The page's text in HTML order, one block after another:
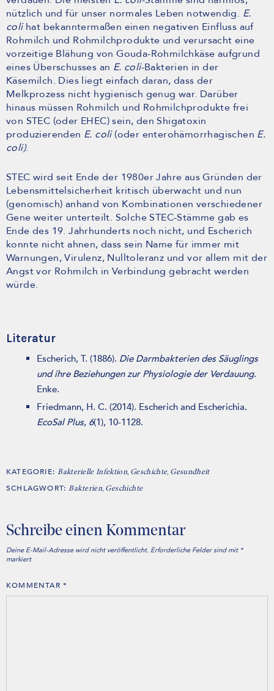
nützlich und für unser normales Leben notwendig. E.
colihat bekanntermaßen einen negativen Einfluss auf
Rohmilch und Rohmilchprodukte und verursacht eine
vorzeitige Blähung von Gouda-Rohmilchkäse aufgrund
eines Überschusses an E. coli-Bakterien in der
Käsemilch. Dies liegt einfach daran, dass der
Melkprozess nicht hygienisch genug war. Darüber
hinaus müssen Rohmilch und Rohmilchprodukte frei
von STEC (oder EHEC) sein, den Shigatoxin
produzierenden E. coli(oder enterohämorrhagischen E.
coli).
STEC wird seit Ende der 1980er Jahre aus Gründen der
Lebensmittelsicherheit kritisch überwacht und nun
(genomisch) anhand von Kombinationen verschiedener
Gene weiter unterteilt. Solche STEC-Stämme gab es
Ende des 19. Jahrhunderts noch nicht, und Escherich
konnte nicht ahnen, dass sein Name für immer mit
Warnungen, Virulenz, Nulltoleranz und vor allem mit der
Angst vor Rohmilch in Verbindung gebracht werden
würde.
Literatur
Escherich, T. (1886). Die Darmbakterien des Säuglings
und ihre Beziehungen zur Physiologie der Verdauung.
Enke.
Friedmann, H. C. (2014). Escherich and Escherichia.
EcoSal Plus, 6(1), 10-1128.
KATEGORIE:Bakterielle Infektion, Geschichte, Gesundheit
SCHLAGWORT:Bakterien, Geschichte
Schreibe einen Kommentar
Deine E-Mail-Adresse wird nicht veröffentlicht. Erforderliche Felder sind mit *
markiert
KOMMENTAR *